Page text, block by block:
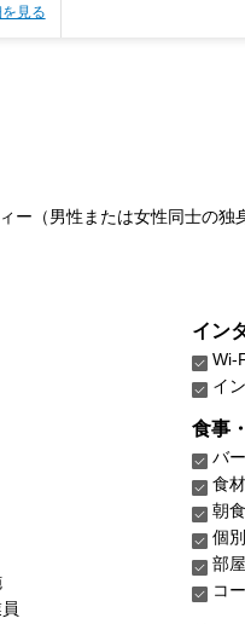
見る
ー（男性または女性同士の独
イン
Wi-
イ
食事
バ
食
朝
個
部
コ